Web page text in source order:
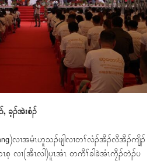
ခ့ၣ်အဲးစံၣ်
လၢအမံၤဟူသၣ်ဖျါလၢတၢ်လံၣ်အီၣ်လီအီၣ်ကျိၣ်
လၢ(အီၤလါ)ပူၤအံၤ တကီၢ်ခါခဲအံၤကၠီၣ်တဲၣ်ပ